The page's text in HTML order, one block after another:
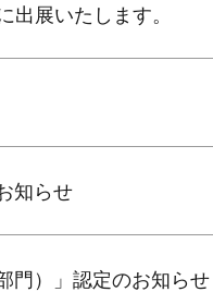
出展いたします。
知らせ
門）」認定のお知らせ